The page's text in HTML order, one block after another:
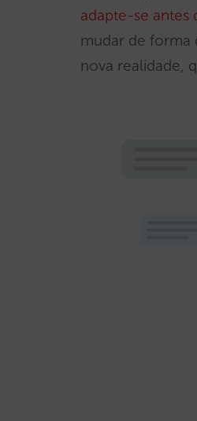
adapte-se antes
mudar de forma
nova realidade,